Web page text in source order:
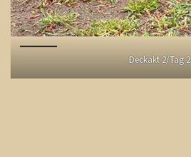
Deckakt 2/Tag 2